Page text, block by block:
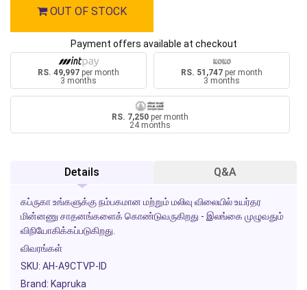
OUT OF STOCK
Payment offers available at checkout
RS. 49,997 per month
3 months
RS. 51,747 per month
3 months
RS. 7,250 per month
24 months
Details Q&A
கப்ருகா உங்களுக்கு நம்பகமான மற்றும் மலிவு விலையில் உயர்தர
மின்னணு சாதனங்களைக் கொண்டுவருகிறது - இலங்கை முழுவதும்
விநியோகிக்கப்படுகிறது.
விவரங்கள்
SKU: AH-A9CTVP-ID
Brand: Kapruka